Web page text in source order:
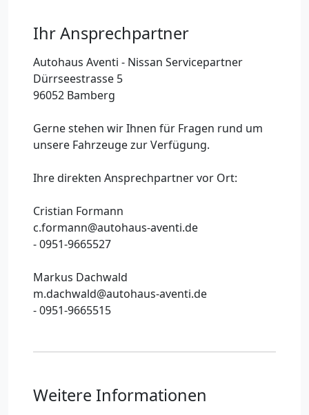
Ihr Ansprechpartner
Autohaus Aventi - Nissan Servicepartner
Dürrseestrasse 5
96052 Bamberg
Gerne stehen wir Ihnen für Fragen rund um
unsere Fahrzeuge zur Verfügung.
Ihre direkten Ansprechpartner vor Ort:
Cristian Formann
c.formann@autohaus-aventi.de
- 0951-9665527
Markus Dachwald
m.dachwald@autohaus-aventi.de
- 0951-9665515
Weitere Informationen